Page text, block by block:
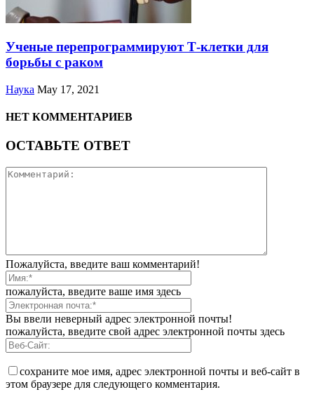
Ученые перепрограммируют Т-клетки для
борьбы с раком
Наука May 17, 2021
НЕТ КОММЕНТАРИЕВ
ОСТАВЬТЕ ОТВЕТ
Пожалуйста, введите ваш комментарий!
пожалуйста, введите ваше имя здесь
Вы ввели неверный адрес электронной почты!
пожалуйста, введите свой адрес электронной почты здесь
сохраните мое имя, адрес электронной почты и веб-сайт в
этом браузере для следующего комментария.